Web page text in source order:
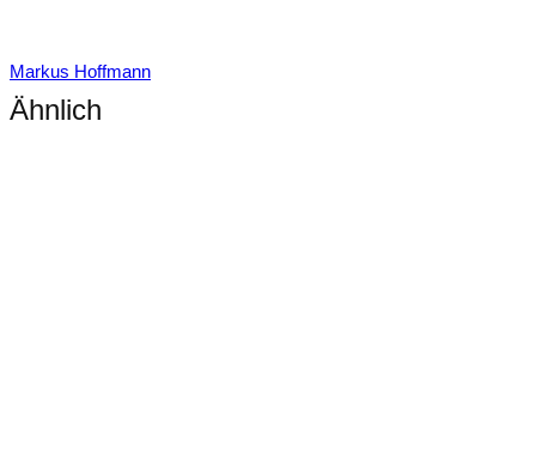
Markus Hoffmann
Ähnlich